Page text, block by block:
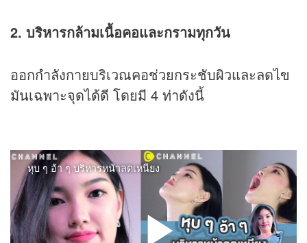
2. บริหารกล้ามเนื้อคอและกรามทุกวัน
ออกกำลังกายบริเวณคอช่วยกระชับผิวและลดไข
มันเฉพาะจุดได้ดี โดยมี 4 ท่าดังนี้